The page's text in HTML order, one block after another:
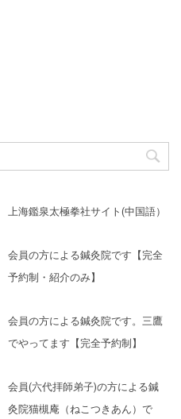
上海鑑泉太極拳社サイト(中国語）
会員の方による鍼灸院です【完全
予約制・紹介のみ】
会員の方による鍼灸院です。三鷹
でやってます【完全予約制】
会員(六代拝師弟子)の方による鍼
灸院猫槻庵（ねこつきあん）で